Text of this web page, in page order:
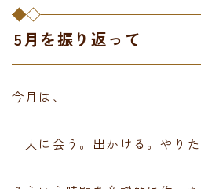
5月を振り返って
今月は、
「人に会う。出かける。やり